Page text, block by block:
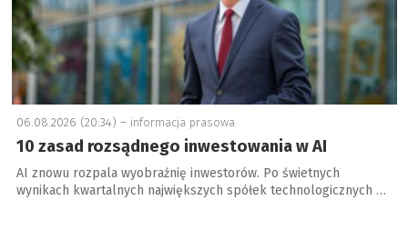
06.08.2026 (20:34) – informacja prasowa
10 zasad rozsądnego inwestowania w AI
AI znowu rozpala wyobraźnię inwestorów. Po świetnych
wynikach kwartalnych największych spółek technologicznych …